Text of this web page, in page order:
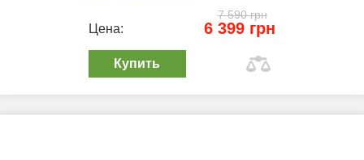
7 590 грн
Цена: 6 399 грн
Купить